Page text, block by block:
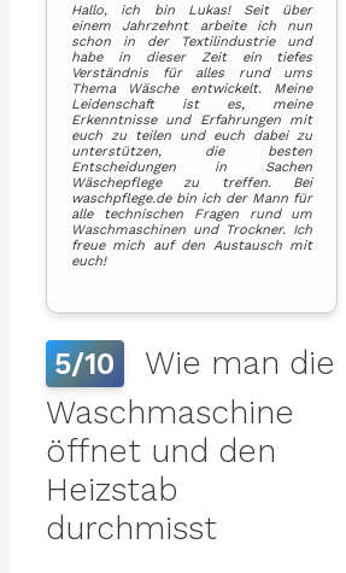
Hallo, ich bin Lukas! Seit über
einem Jahrzehnt arbeite ich nun
schon in der Textilindustrie und
habe in dieser Zeit ein tiefes
Verständnis für alles rund ums
Thema Wäsche entwickelt. Meine
Leidenschaft ist es, meine
Erkenntnisse und Erfahrungen mit
euch zu teilen und euch dabei zu
unterstützen, die besten
Entscheidungen in Sachen
Wäschepflege zu treffen. Bei
waschpflege.de bin ich der Mann für
alle technischen Fragen rund um
Waschmaschinen und Trockner. Ich
freue mich auf den Austausch mit
euch!
5/10
Wie man die
Waschmaschine
öffnet und den
Heizstab
durchmisst